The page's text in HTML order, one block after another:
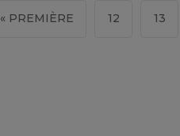
« PREMIÈRE 12 13